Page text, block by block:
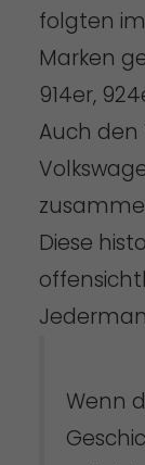
folgten
Marken
914er,
Auch den
Diese
Wenn